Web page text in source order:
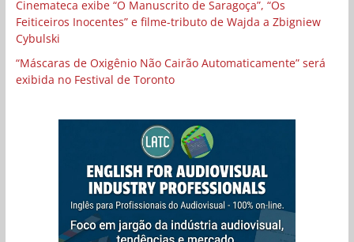
Cinemateca exibe “O Manuscrito de Saragoça”, “Os
Feiticeiros Inocentes” e filme-tributo de Wajda a Zbigniew
Cybulski
“Máscaras de Oxigênio Não Cairão Automaticamente” será
exibida no Festival de Toronto